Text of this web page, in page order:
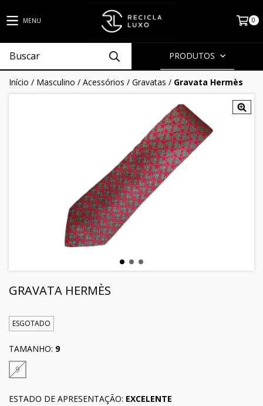
MENU 0
PRODUTOS
Início / Masculino / Acessórios / Gravatas / Gravata Hermès
GRAVATA HERMÈS
ESGOTADO
TAMANHO: 9
9
ESTADO DE APRESENTAÇÃO: EXCELENTE